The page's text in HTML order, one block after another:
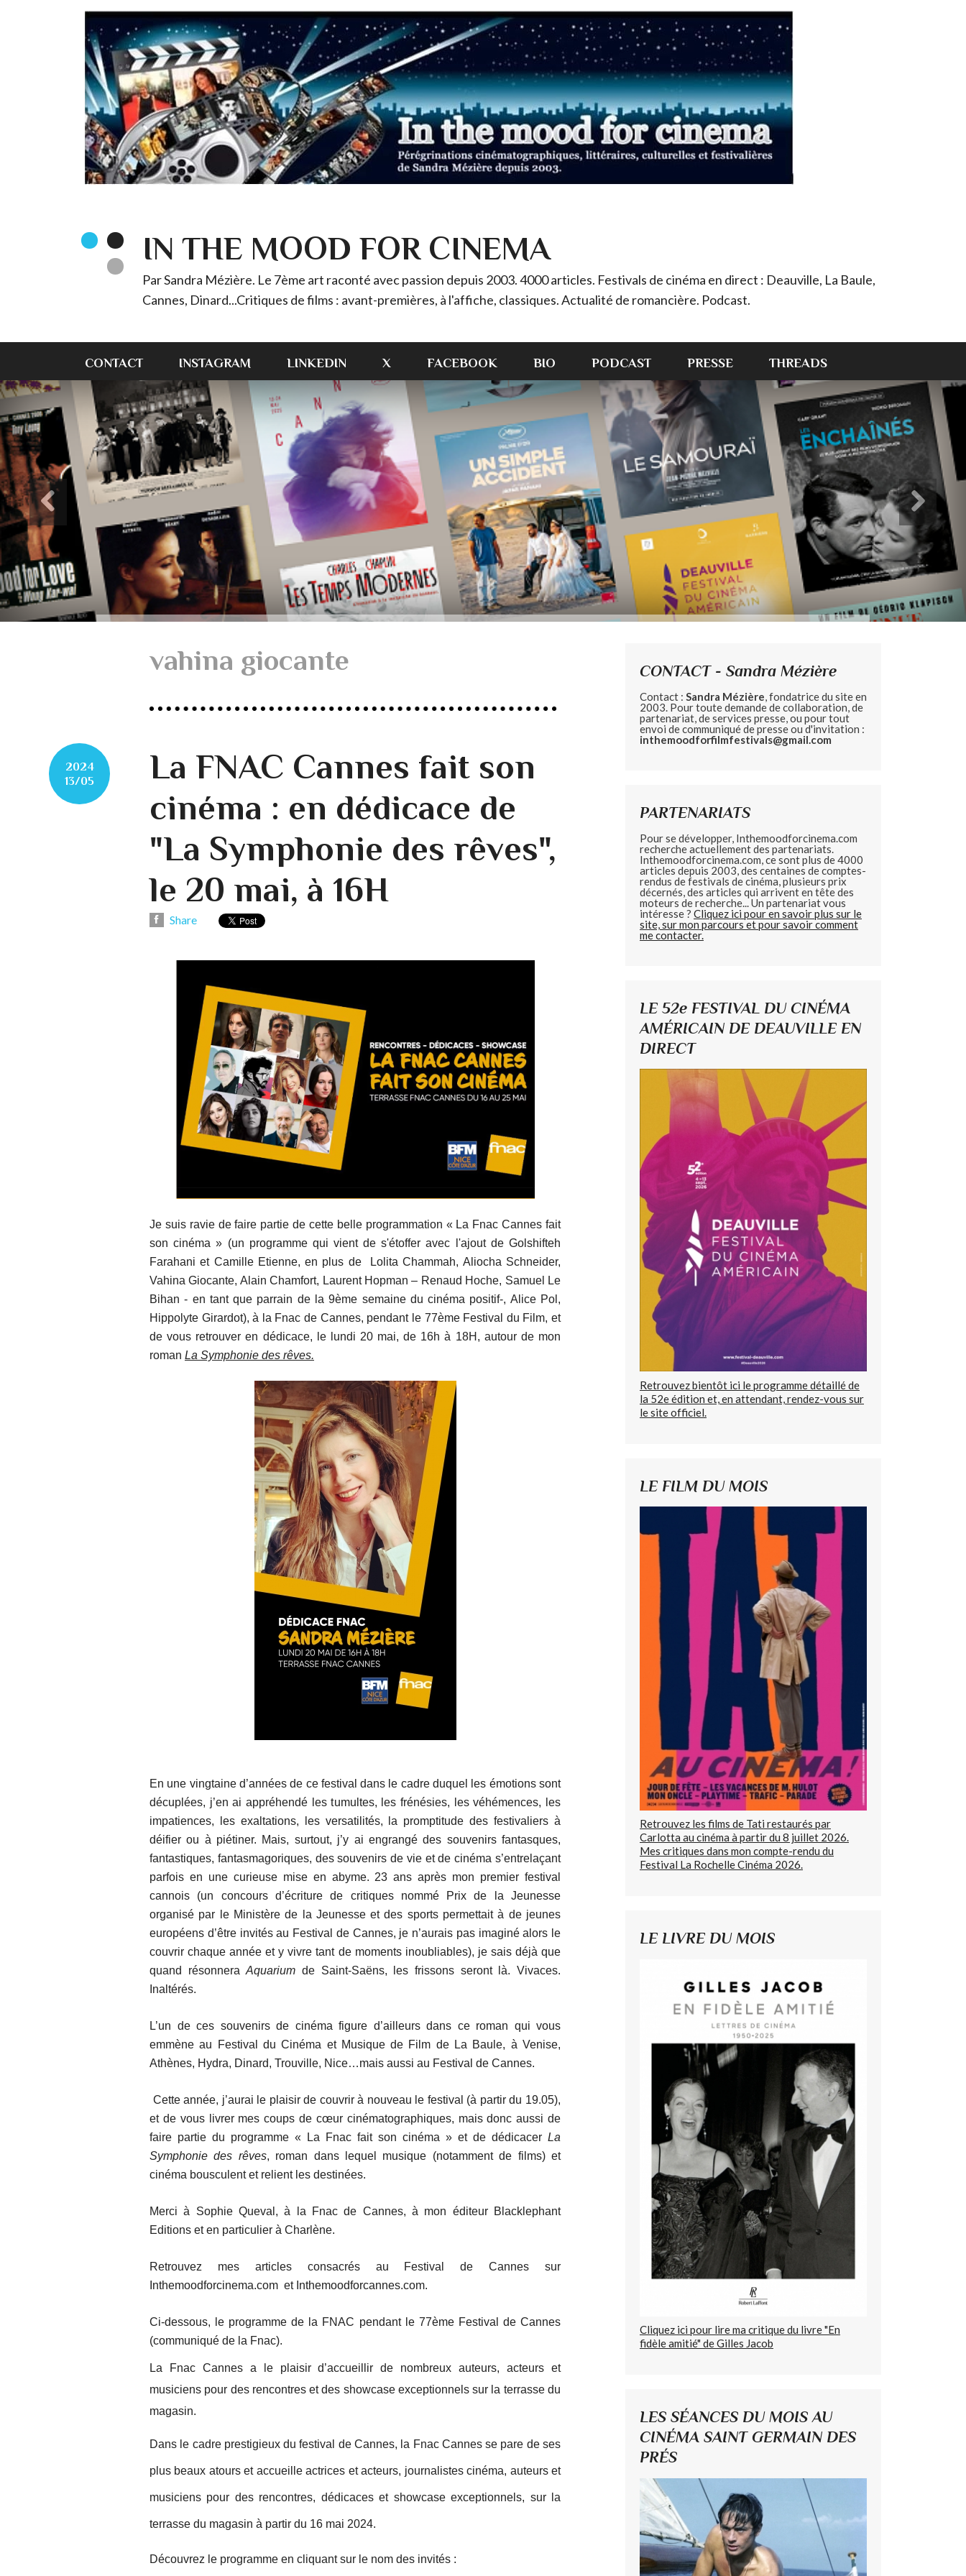
IN THE MOOD FOR CINEMA
Par Sandra Mézière. Le 7ème art raconté avec passion depuis 2003. 4000 articles. Festivals de cinéma en direct : Deauville, La Baule,
Cannes, Dinard...Critiques de films : avant-premières, à l'affiche, classiques. Actualité de romancière. Podcast.
CONTACT INSTAGRAM LINKEDIN X FACEBOOK BIO PODCAST PRESSE THREADS
vahina giocante
2024
13/05
La FNAC Cannes fait son
cinéma : en dédicace de
"La Symphonie des rêves",
le 20 mai, à 16H
Share
Je suis ravie de faire partie de cette belle programmation « La Fnac Cannes fait
son cinéma » (un programme qui vient de s'étoffer avec l'ajout de Golshifteh
Farahani et Camille Etienne, en plus de Lolita Chammah, Aliocha Schneider,
Vahina Giocante, Alain Chamfort, Laurent Hopman – Renaud Hoche, Samuel Le
Bihan - en tant que parrain de la 9ème semaine du cinéma positif-, Alice Pol,
Hippolyte Girardot), à la Fnac de Cannes, pendant le 77ème Festival du Film, et
de vous retrouver en dédicace, le lundi 20 mai, de 16h à 18H, autour de mon
roman La Symphonie des rêves.
En une vingtaine d’années de ce festival dans le cadre duquel les émotions sont
décuplées, j’en ai appréhendé les tumultes, les frénésies, les véhémences, les
impatiences, les exaltations, les versatilités, la promptitude des festivaliers à
déifier ou à piétiner. Mais, surtout, j’y ai engrangé des souvenirs fantasques,
fantastiques, fantasmagoriques, des souvenirs de vie et de cinéma s’entrelaçant
parfois en une curieuse mise en abyme. 23 ans après mon premier festival
cannois (un concours d’écriture de critiques nommé Prix de la Jeunesse
organisé par le Ministère de la Jeunesse et des sports permettait à de jeunes
européens d’être invités au Festival de Cannes, je n’aurais pas imaginé alors le
couvrir chaque année et y vivre tant de moments inoubliables), je sais déjà que
quand résonneraAquarium de Saint-Saëns, les frissons seront là. Vivaces.
Inaltérés.
L’un de ces souvenirs de cinéma figure d’ailleurs dans ce roman qui vous
emmène au Festival du Cinéma et Musique de Film de La Baule, à Venise,
Athènes, Hydra, Dinard, Trouville, Nice…mais aussi au Festival de Cannes.
Cette année, j’aurai le plaisir de couvrir à nouveau le festival (à partir du 19.05),
et de vous livrer mes coups de cœur cinématographiques, mais donc aussi de
faire partie du programme « La Fnac fait son cinéma » et de dédicacer La
Symphonie des rêves, roman dans lequel musique (notamment de films) et
cinéma bousculent et relient les destinées.
Merci à Sophie Queval, à la Fnac de Cannes, à mon éditeur Blacklephant
Editions et en particulier à Charlène.
Retrouvez mes articles consacrés au Festival de Cannes sur
Inthemoodforcinema.com et Inthemoodforcannes.com.
Ci-dessous, le programme de la FNAC pendant le 77ème Festival de Cannes
(communiqué de la Fnac).
La Fnac Cannes a le plaisir d’accueillir de nombreux auteurs, acteurs et
musiciens pour des rencontres et des showcase exceptionnels sur la terrasse du
magasin.
Dans le cadre prestigieux du festival de Cannes, la Fnac Cannes se pare de ses
plus beaux atours et accueille actrices et acteurs, journalistes cinéma, auteurs et
musiciens pour des rencontres, dédicaces et showcase exceptionnels, sur la
terrasse du magasin à partir du 16 mai 2024.
Découvrez le programme en cliquant sur le nom des invités :
CONTACT - Sandra Mézière
Contact : Sandra Mézière, fondatrice du site en
2003. Pour toute demande de collaboration, de
partenariat, de services presse, ou pour tout
envoi de communiqué de presse ou d'invitation :
inthemoodforfilmfestivals@gmail.com
PARTENARIATS
Pour se développer, Inthemoodforcinema.com
recherche actuellement des partenariats.
Inthemoodforcinema.com, ce sont plus de 4000
articles depuis 2003, des centaines de comptes-
rendus de festivals de cinéma, plusieurs prix
décernés, des articles qui arrivent en tête des
moteurs de recherche... Un partenariat vous
intéresse ? Cliquez ici pour en savoir plus sur le
site, sur mon parcours et pour savoir comment
me contacter.
LE 52e FESTIVAL DU CINÉMA
AMÉRICAIN DE DEAUVILLE EN
DIRECT
Retrouvez bientôt ici le programme détaillé de
la 52e édition et, en attendant, rendez-vous sur
le site officiel.
LE FILM DU MOIS
Retrouvez les films de Tati restaurés par
Carlotta au cinéma à partir du 8 juillet 2026.
Mes critiques dans mon compte-rendu du
Festival La Rochelle Cinéma 2026.
LE LIVRE DU MOIS
Cliquez ici pour lire ma critique du livre "En
fidèle amitié" de Gilles Jacob
LES SÉANCES DU MOIS AU
CINÉMA SAINT GERMAIN DES
PRÉS